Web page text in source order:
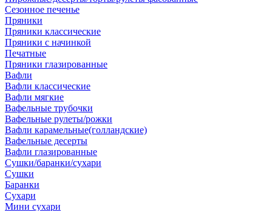
Сезонное печенье
Пряники
Пряники классические
Пряники с начинкой
Печатные
Пряники глазированные
Вафли
Вафли классические
Вафли мягкие
Вафельные трубочки
Вафельные рулеты/рожки
Вафли карамельные(голландские)
Вафельные десерты
Вафли глазированные
Сушки/баранки/сухари
Сушки
Баранки
Сухари
Мини сухари